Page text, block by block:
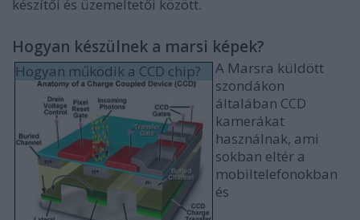
készítői és üzemeltetői között.
Hogyan készülnek a marsi képek?
Hogyan működik a CCD chip?
A Marsra küldött
szondákon
általában CCD
kamerákat
használnak, ami
sokban eltér a
mobiltelefonokban
és